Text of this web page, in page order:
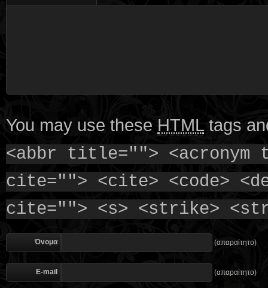
You may use these HTML tags
<abbr title=""> <acronym
cite=""> <cite> <code>
cite=""> <s> <strike>
Όνομα (απαραίτητο)
E-mail (απαραίτητο)